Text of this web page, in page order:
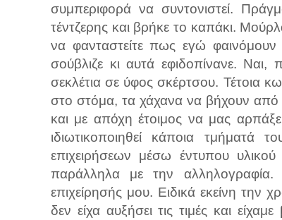
συμπεριφορά να συντονιστεί.
τέντζερης και βρήκε το καπάκι.
να φανταστείτε πως εγώ
σούβλιζε κι αυτά εφιδοπίνανε.
σεκλέτια σε ύφος σκέρτσου. Τέτοια
στο στόμα, τα χάχανα να βήχουν από
και με απόχη έτοιμος να μας
ιδιωτικοποιηθεί κάποια τμήματά
επιχειρήσεων μέσω έντυπου
παράλληλα με την αλληλογραφία.
επιχείρησής μου. Ειδικά εκείνη την
δεν είχα αυξήσει τις τιμές και